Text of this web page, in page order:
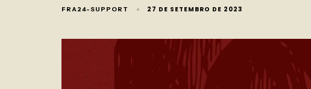
FRA24-SUPPORT 27 DE SETEMBRO DE 2023